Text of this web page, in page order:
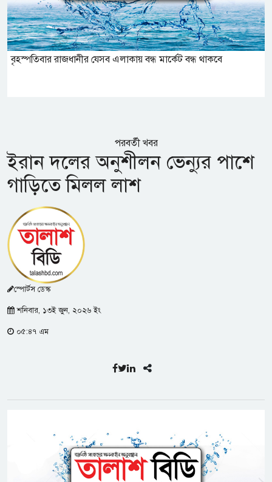
বৃহস্পতিবার রাজধানীর যেসব এলাকায় বন্ধ মার্কেট বন্ধ থাকবে
পরবর্তী খবর
ইরান দলের অনুশীলন ভেন্যুর পাশে
গাড়িতে মিলল লাশ
স্পোর্টস ডেস্ক
শনিবার, ১৩ই জুন, ২০২৬ ইং
০৫:৪৭ এম